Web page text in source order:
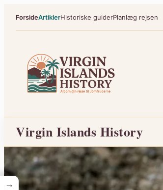
indhold
ForsideArtiklerHistoriske guiderPlanlæg rejsen
Virgin Islands History
→